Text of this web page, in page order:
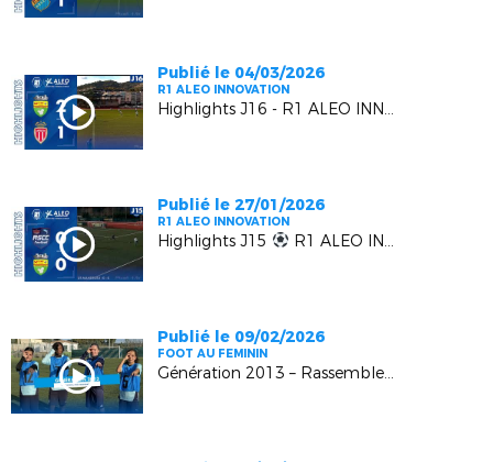
Publié le 04/03/2026
R1 ALEO INNOVATION
Highlights J16 - R1 ALEO INNOVATION | L' US MANDELIEU LN VS L' AS MONACO FC 2
Publié le 27/01/2026
R1 ALEO INNOVATION
Highlights J15 R1 ALEO INNOVATION | AS Cagnes Le Croc vs US Mandelieu LN
Publié le 09/02/2026
FOOT AU FEMININ
Génération 2013 – Rassemblement Régional U13F – Episode 4